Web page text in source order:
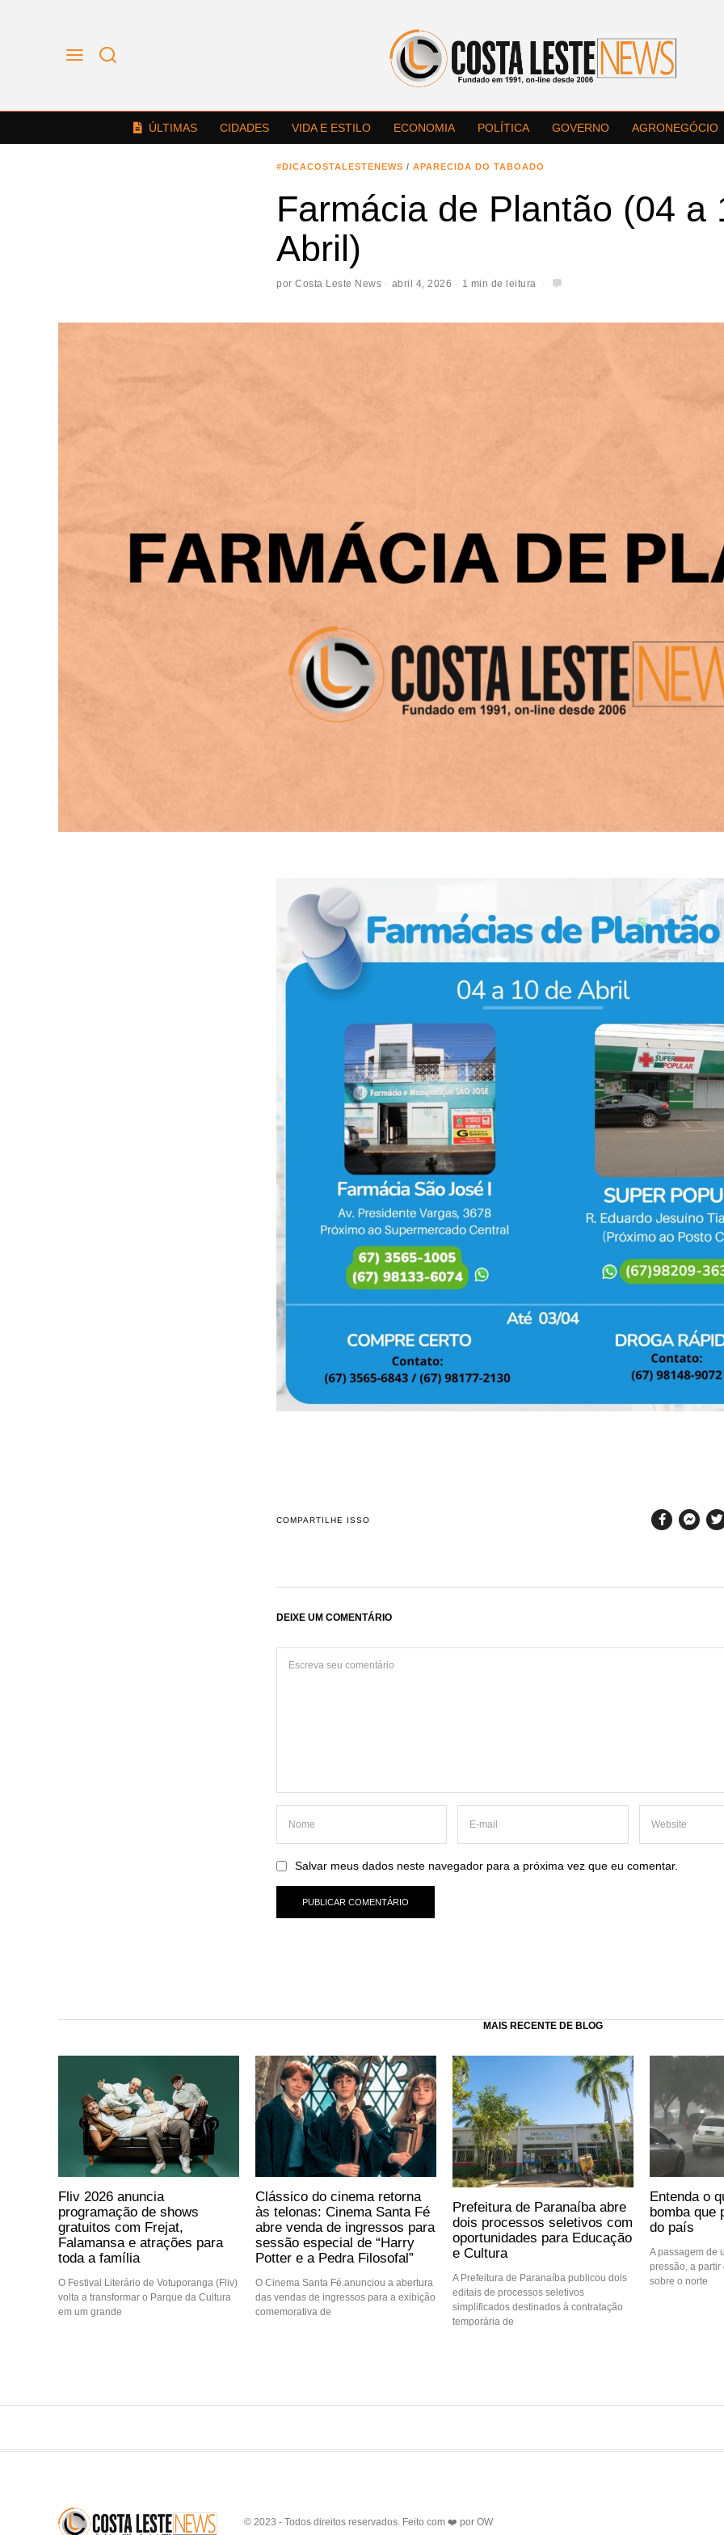
ÚLTIMAS CIDADES VIDA E ESTILO ECONOMIA POLÍTICA GOVERNO AGRONEGÓCIO
#DICACOSTALESTENEWS / APARECIDA DO TABOADO
Farmácia de Plantão (04 a
Abril)
por Costa Leste News abril 4, 2026 1 min de leitura
COMPARTILHE ISSO
DEIXE UM COMENTÁRIO
Salvar meus dados neste navegador para a próxima vez que eu comentar.
MAIS RECENTE DE BLOG
Fliv 2026 anuncia
programação de shows
gratuitos com Frejat,
Falamansa e atrações para
toda a família
O Festival Literário de Votuporanga (Fliv)
volta a transformar o Parque da Cultura
em um grande
Clássico do cinema retorna
às telonas: Cinema Santa Fé
abre venda de ingressos para
sessão especial de “Harry
Potter e a Pedra Filosofal”
O Cinema Santa Fé anunciou a abertura
das vendas de ingressos para a exibição
comemorativa de
Prefeitura de Paranaíba abre
dois processos seletivos com
oportunidades para Educação
e Cultura
A Prefeitura de Paranaíba publicou dois
editais de processos seletivos
simplificados destinados à contratação
temporária de
Entenda o
bomba que
do país
A passagem de
pressão, a partir
sobre o norte
© 2023 - Todos direitos reservados. Feito com ❤️ por OW